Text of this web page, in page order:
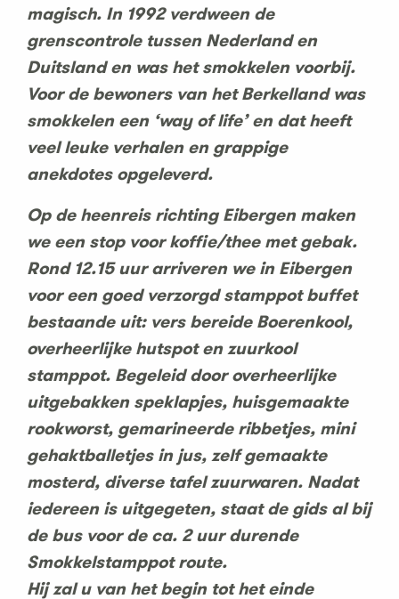
magisch. In 1992 verdween de
grenscontrole tussen Nederland en
Duitsland en was het smokkelen voorbij.
Voor de bewoners van het Berkelland was
smokkelen een ‘way of life’ en dat heeft
veel leuke verhalen en grappige
anekdotes opgeleverd.
Op de heenreis richting Eibergen maken
we een stop voor koffie/thee met gebak.
Rond 12.15 uur arriveren we in Eibergen
voor een goed verzorgd stamppot buffet
bestaande uit: vers bereide Boerenkool,
overheerlijke hutspot en zuurkool
stamppot. Begeleid door overheerlijke
uitgebakken speklapjes, huisgemaakte
rookworst, gemarineerde ribbetjes, mini
gehaktballetjes in jus, zelf gemaakte
mosterd, diverse tafel zuurwaren. Nadat
iedereen is uitgegeten, staat de gids al bij
de bus voor de ca. 2 uur durende
Smokkelstamppot route.
Hij zal u van het begin tot het einde